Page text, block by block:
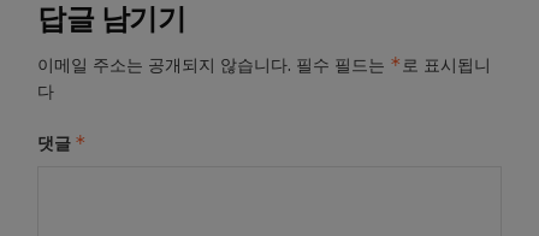
답글 남기기
이메일 주소는 공개되지 않습니다. 필수 필드는 *로 표시됩니
다
댓글 *